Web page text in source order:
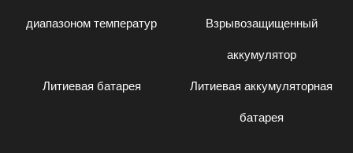
диапазоном температур Взрывозащищенный
аккумулятор
Литиевая батарея Литиевая аккумуляторная
батарея